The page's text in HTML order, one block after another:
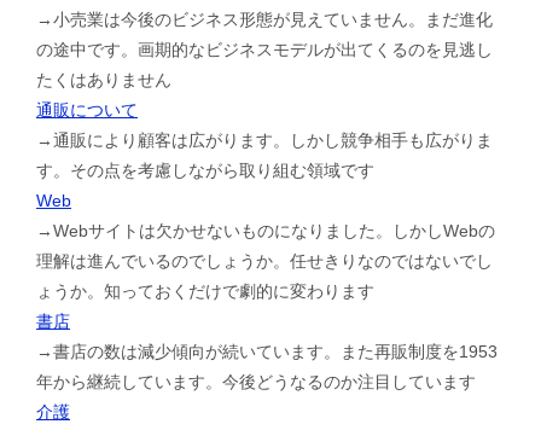
→小売業は今後のビジネス形態が見えていません。まだ進化
の途中です。画期的なビジネスモデルが出てくるのを見逃し
たくはありません
通販について
→通販により顧客は広がります。しかし競争相手も広がりま
す。その点を考慮しながら取り組む領域です
Web
→Webサイトは欠かせないものになりました。しかしWebの
理解は進んでいるのでしょうか。任せきりなのではないでし
ょうか。知っておくだけで劇的に変わります
書店
→書店の数は減少傾向が続いています。また再販制度を1953
年から継続しています。今後どうなるのか注目しています
介護